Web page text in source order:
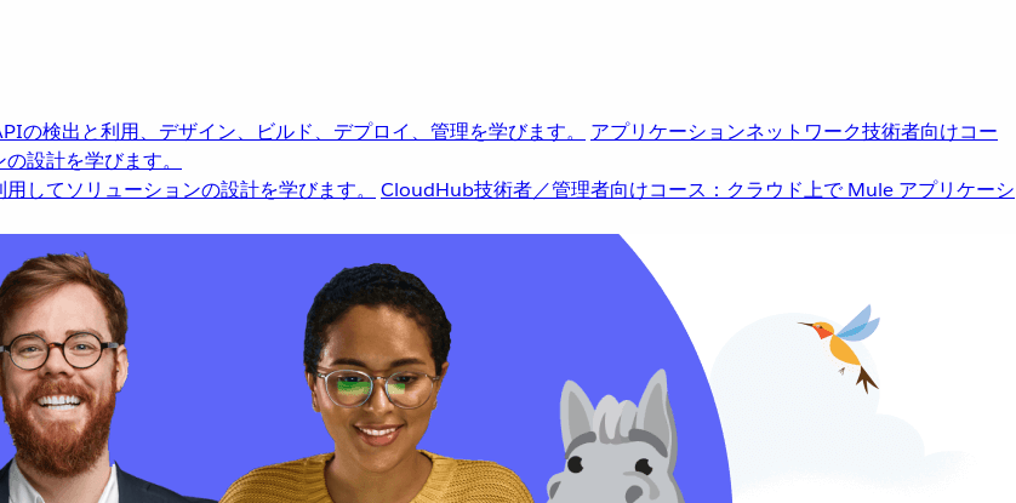
の検出と利用、デザイン、ビルド、デプロイ、管理を学びます。 アプリケーションネットワーク技術者向けコー
設計を学びます。
してソリューションの設計を学びます。 CloudHub技術者／管理者向けコース：クラウド上で Mule アプリケーシ